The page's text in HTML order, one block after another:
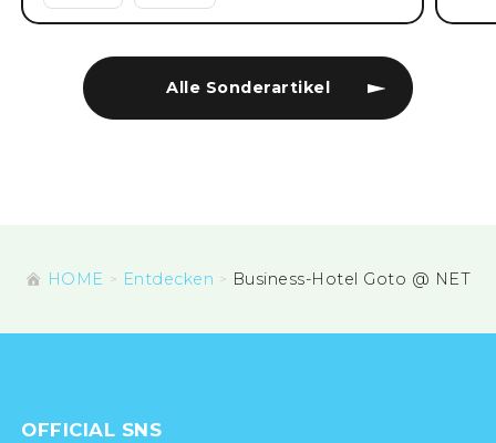
Alle Sonderartikel
HOME Entdecken Business-Hotel Goto @ NET
OFFICIAL SNS